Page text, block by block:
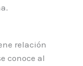
relación
conoce al